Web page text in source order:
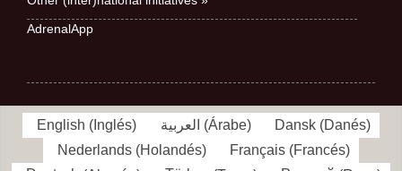
AdrenalApp
English ( Inglés) العربية (Árabe) Dansk (Danés)
Nederlands (Holandés) Français (Francés)